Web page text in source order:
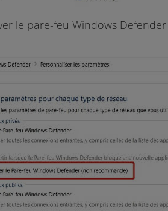
le pare-feu Windows